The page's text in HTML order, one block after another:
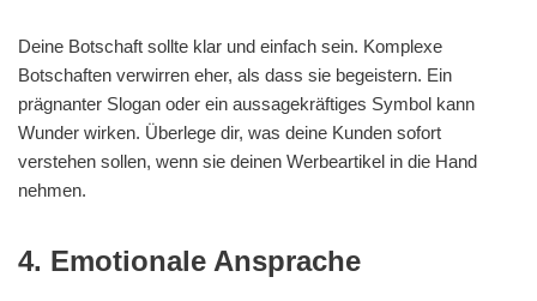
Deine Botschaft sollte klar und einfach sein. Komplexe
Botschaften verwirren eher, als dass sie begeistern. Ein
prägnanter Slogan oder ein aussagekräftiges Symbol kann
Wunder wirken. Überlege dir, was deine Kunden sofort
verstehen sollen, wenn sie deinen Werbeartikel in die Hand
nehmen.
4. Emotionale Ansprache